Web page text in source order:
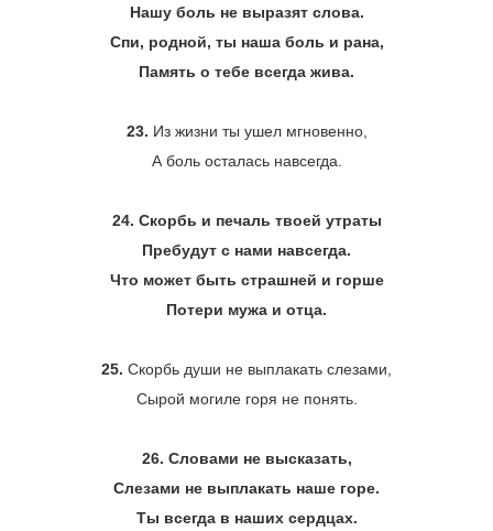
Нашу боль не выразят слова.
Спи, родной, ты наша боль и рана,
Память о тебе всегда жива.
23. Из жизни ты ушел мгновенно,
А боль осталась навсегда.
24. Скорбь и печаль твоей утраты
Пребудут с нами навсегда.
Что может быть страшней и горше
Потери мужа и отца.
25. Скорбь души не выплакать слезами,
Сырой могиле горя не понять.
26. Словами не высказать,
Слезами не выплакать наше горе.
Ты всегда в наших сердцах.